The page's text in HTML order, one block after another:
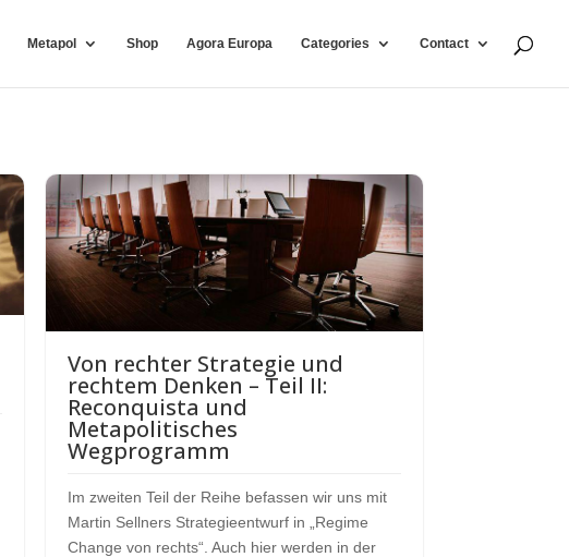
Metapol Shop Agora Europa Categories Contact
Von rechter Strategie und
rechtem Denken – Teil II:
Reconquista und
Metapolitisches
Wegprogramm
Im zweiten Teil der Reihe befassen wir uns mit
Martin Sellners Strategieentwurf in „Regime
Change von rechts“. Auch hier werden in der